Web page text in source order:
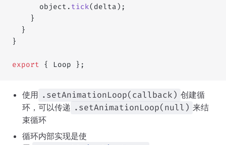
      object.
tick(delta);
    }
  }
}
export { Loop };
使用 .setAnimationLoop(callback) 创建循
环，可以传递 .setAnimationLoop(null) 来结
束循环
循环内部实现是使